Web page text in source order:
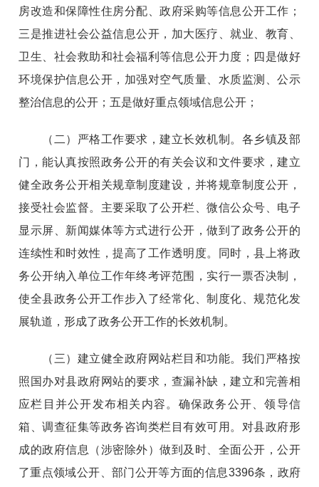
房改造和保障性住房分配、政府采购等信息公开工作；
三是推进社会公益信息公开，加大医疗、就业、教育、
卫生、社会救助和社会福利等信息公开力度；四是做好
环境保护信息公开，加强对空气质量、水质监测、公示
整治信息的公开；五是做好重点领域信息公开；
（二）严格工作要求，建立长效机制。 各乡镇及部
门，能认真按照政务公开的有关会议和文件要求，建立
健全政务公开相关规章制度建设，并将规章制度公开，
接受社会监督。主要采取了公开栏、微信公众号、电子
显示屏、新闻媒体等方式进行公开，做到了政务公开的
连续性和时效性，提高了工作透明度。同时，县上将政
务公开纳入单位工作年终考评范围，实行一票否决制，
使全县政务公开工作步入了经常化、制度化、规范化发
展轨道，形成了政务公开工作的长效机制。
（三）建立健全政府网站栏目和功能。 我们严格按
照国办对县政府网站的要求，查漏补缺，建立和完善相
应栏目并公开发布相关内容。确保政务公开、领导信
箱、调查征集等政务咨询类栏目有效可用。对县政府形
成的政府信息（涉密除外）做到及时、全面公开，公开
了重点领域公开、部门公开等方面的信息3396条，政府